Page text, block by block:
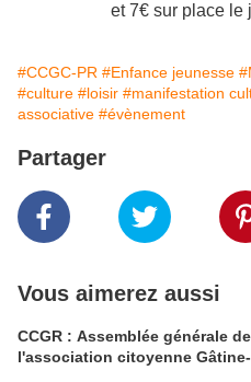
et 7€ sur place le
#CCGC-PR #Enfance jeunesse
#culture #loisir #manifestation
associative #évènement
Partager
Vous aimerez aussi
CCGR : Assemblée générale de
l'association citoyenne